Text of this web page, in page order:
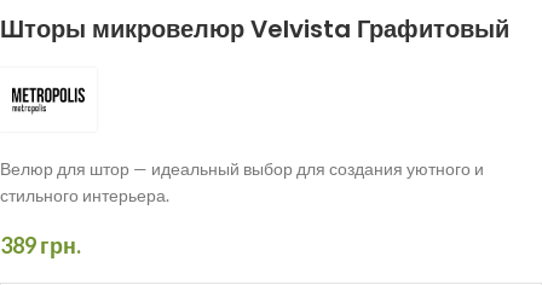
Шторы микровелюр Velvista Графитовый
Велюр для штор — идеальный выбор для создания уютного и
стильного интерьера.
389грн.